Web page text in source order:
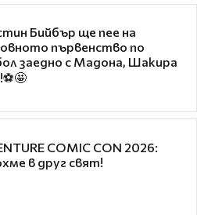
Бийбър ще пее на
първенство по
заедно с Мадона, Шакира
COMIC CON 2026:
в друг свят!